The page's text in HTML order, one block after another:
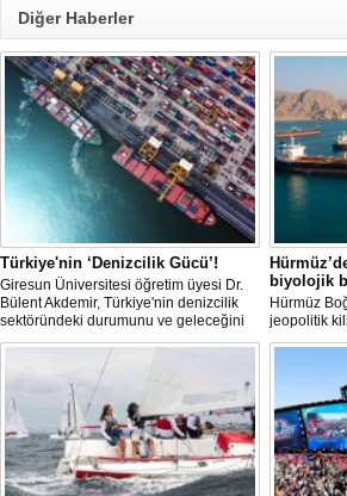
Diğer Haberler
Türkiye'nin ‘Denizcilik Gücü’!
Giresun Üniversitesi öğretim üyesi Dr.
Bülent Akdemir, Türkiye'nin denizcilik
sektöründeki durumunu ve geleceğini
değerlendirdi.
biyolojik
Hürmüz
jeopolitik
ölçekte bir
hareketsiz
istilacı
üreme